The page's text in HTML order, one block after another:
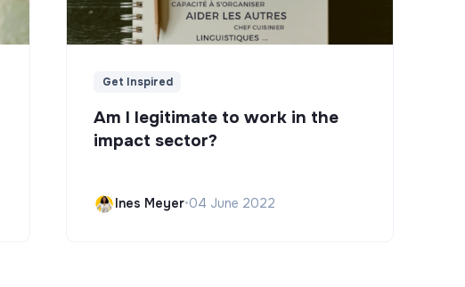
Get Inspired
Am I legitimate to work in the
impact sector?
Ines Meyer•04 June 2022